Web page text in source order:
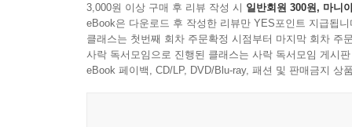
실력을 쑥쑥 키워 낸 방법이다.
글쓰기도 쑥쑥, 인문 실용 지식도 쑥쑥
- 혼자서도 재미있게 실력 쌓기
3,000원 이상 구매 후 리뷰 작성 시 일반회원 300원, 마니
eBook은 다운로드 후 작성한 리뷰만 YES포인트 지급됩니
클래스는 첫번째 회차 주문확정 시점부터 마지막 회차 주
사락 독서모임으로 진행된 클래스는 사락 독서모임 게시
eBook 페이백, CD/LP, DVD/Blu-ray, 패션 및 판매금지 상